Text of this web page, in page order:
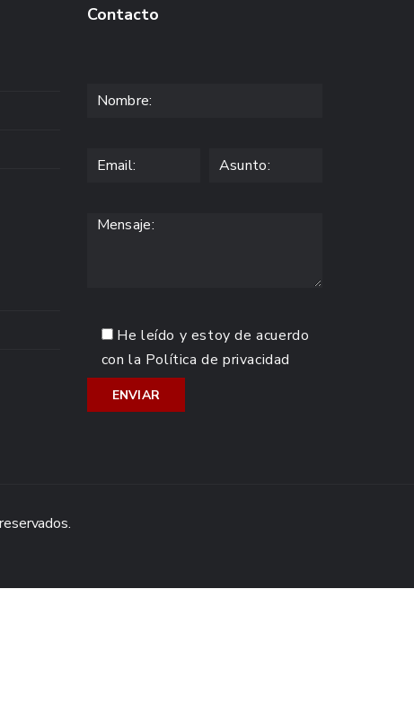
Contacto
He leído y estoy de acuerdo
con la Política de privacidad